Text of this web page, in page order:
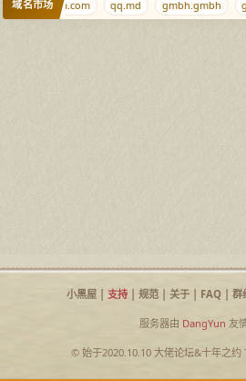
域名市场
xiaojiba.com qq.md gmbh.gmbh
小黑屋| 支持| 规范| 关于| FAQ| 群
服务器由 DangYun 友
© 始于2020.10.10 大佬论坛&十年之约